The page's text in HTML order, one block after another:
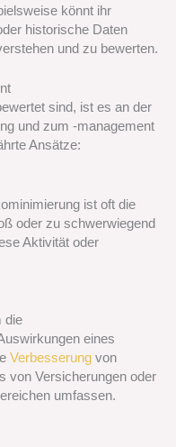
könnt ihr
historische Daten
und zu bewerten.
sind, ist es an der
und zum -management
Ansätze:
ist oft die
oder zu schwerwiegend
Aktivität oder
die
eines
Verbesserung von
von Versicherungen oder
umfassen.